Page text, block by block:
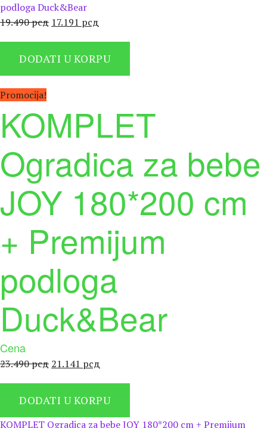
podloga Duck&Bear
19.490рсд Оригинална
била:
17.191 рсд
17.191 рсд.
DODATI U KORPU
Promocija!
KOMPLET
Ogradica za bebe
JOY 180*200 cm
+ Premijum
podloga
Duck&Bear
Cena
23.490рсд Оригинална
била:
23.490 рсд.
21.141 рсд
21.141 рсд.
DODATI U KORPU
KOMPLET Ogradica za bebe JOY 180*200 cm + Premijum